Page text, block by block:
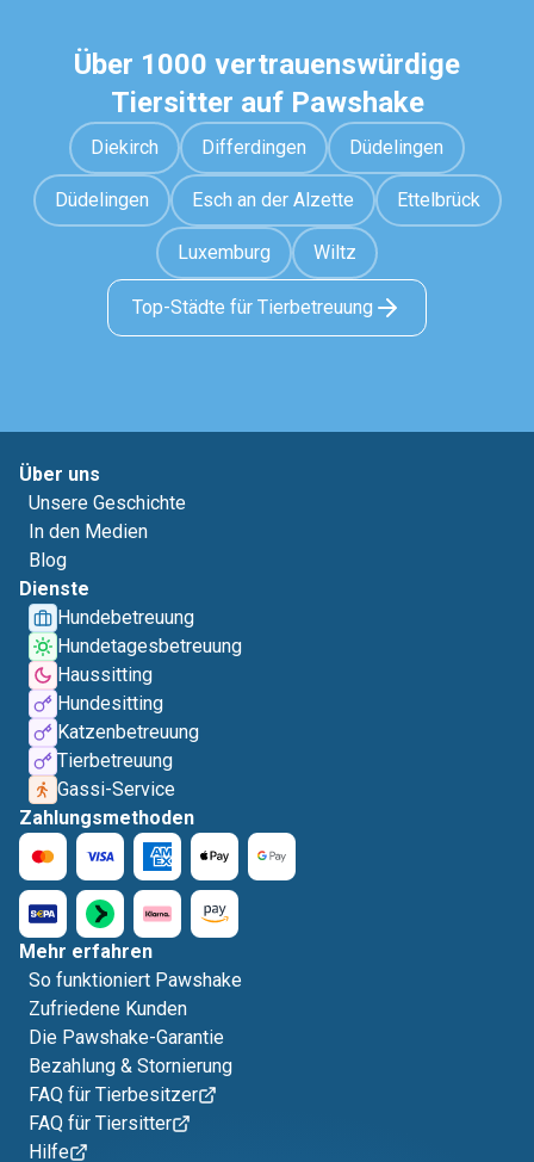
Über 1000 vertrauenswürdige
Tiersitter auf Pawshake
Diekirch Differdingen Düdelingen
Düdelingen Esch an der Alzette Ettelbrück
Luxemburg Wiltz
Top-Städte für Tierbetreuung
Über uns
Unsere Geschichte
In den Medien
Blog
Dienste
Hundebetreuung
Hundetagesbetreuung
Haussitting
Hundesitting
Katzenbetreuung
Tierbetreuung
Gassi-Service
Zahlungsmethoden
Mehr erfahren
So funktioniert Pawshake
Zufriedene Kunden
Die Pawshake-Garantie
Bezahlung & Stornierung
FAQ für Tierbesitzer
FAQ für Tiersitter
Hilfe